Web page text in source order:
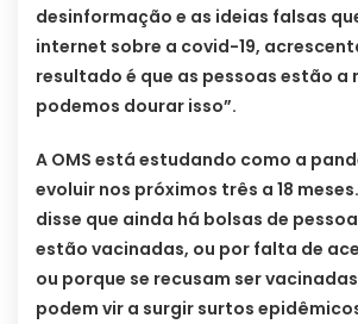
desinformação e as ideias falsas
internet sobre a covid-19,
resultado é que as pessoas estão a
podemos dourar isso”.
A OMS está estudando como a
evoluir nos próximos três a 18
disse que ainda há bolsas de
estão vacinadas, ou por falta de
ou porque se recusam ser
podem vir a surgir surtos